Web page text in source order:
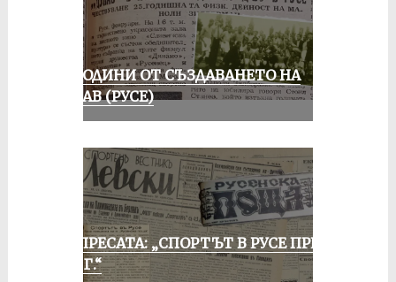
70 ГОДИНИ ОТ СЪЗДАВАНЕТО НА
ДУНАВ (РУСЕ)
ОТ ПРЕСАТА: „СПОРТЪТ В РУСЕ ПРЕЗ
1935 Г.“